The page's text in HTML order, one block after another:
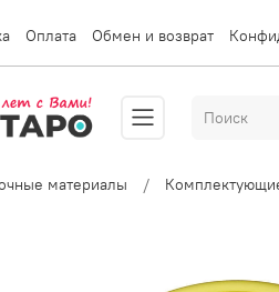
Оплата Обмен и возврат
материалы